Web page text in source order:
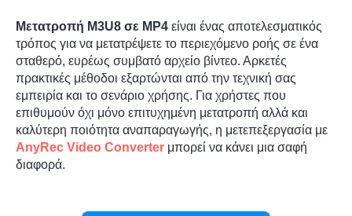
Βήμα 1.
Μετατροπή M3U8 σε MP4 είναι ένας αποτελεσματικός
τρόπος για να μετατρέψετε το περιεχόμενο ροής σε ένα
σταθερό, ευρέως συμβατό αρχείο βίντεο. Αρκετές
πρακτικές μέθοδοι εξαρτώνται από την τεχνική σας
εμπειρία και το σενάριο χρήσης. Για χρήστες που
επιθυμούν όχι μόνο επιτυχημένη μετατροπή αλλά και
καλύτερη ποιότητα αναπαραγωγής, η μετεπεξεργασία με
AnyRec Video Converter μπορεί να κάνει μια σαφή
διαφορά.